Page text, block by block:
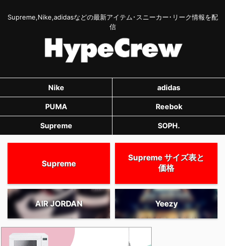
Supreme,Nike,adidasなどの最新アイテム･スニーカー･リーク情報を配
信
Nike adidas
PUMA Reebok
Supreme SOPH.
Supreme
Supreme サイズ表と
価格
AIR JORDAN Yeezy